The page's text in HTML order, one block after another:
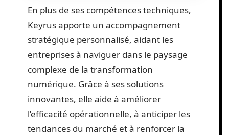
En plus de ses compétences techniques,
Keyrus apporte un accompagnement
stratégique personnalisé, aidant les
entreprises à naviguer dans le paysage
complexe de la transformation
numérique. Grâce à ses solutions
innovantes, elle aide à améliorer
l’efficacité opérationnelle, à anticiper les
tendances du marché et à renforcer la